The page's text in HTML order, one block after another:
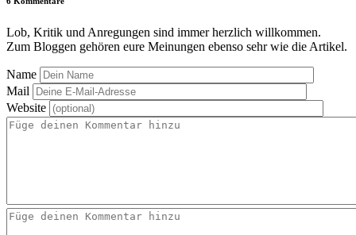
Lob, Kritik und Anregungen sind immer herzlich willkommen.
Zum Bloggen gehören eure Meinungen ebenso sehr wie die Artikel.
Name
Mail
Website